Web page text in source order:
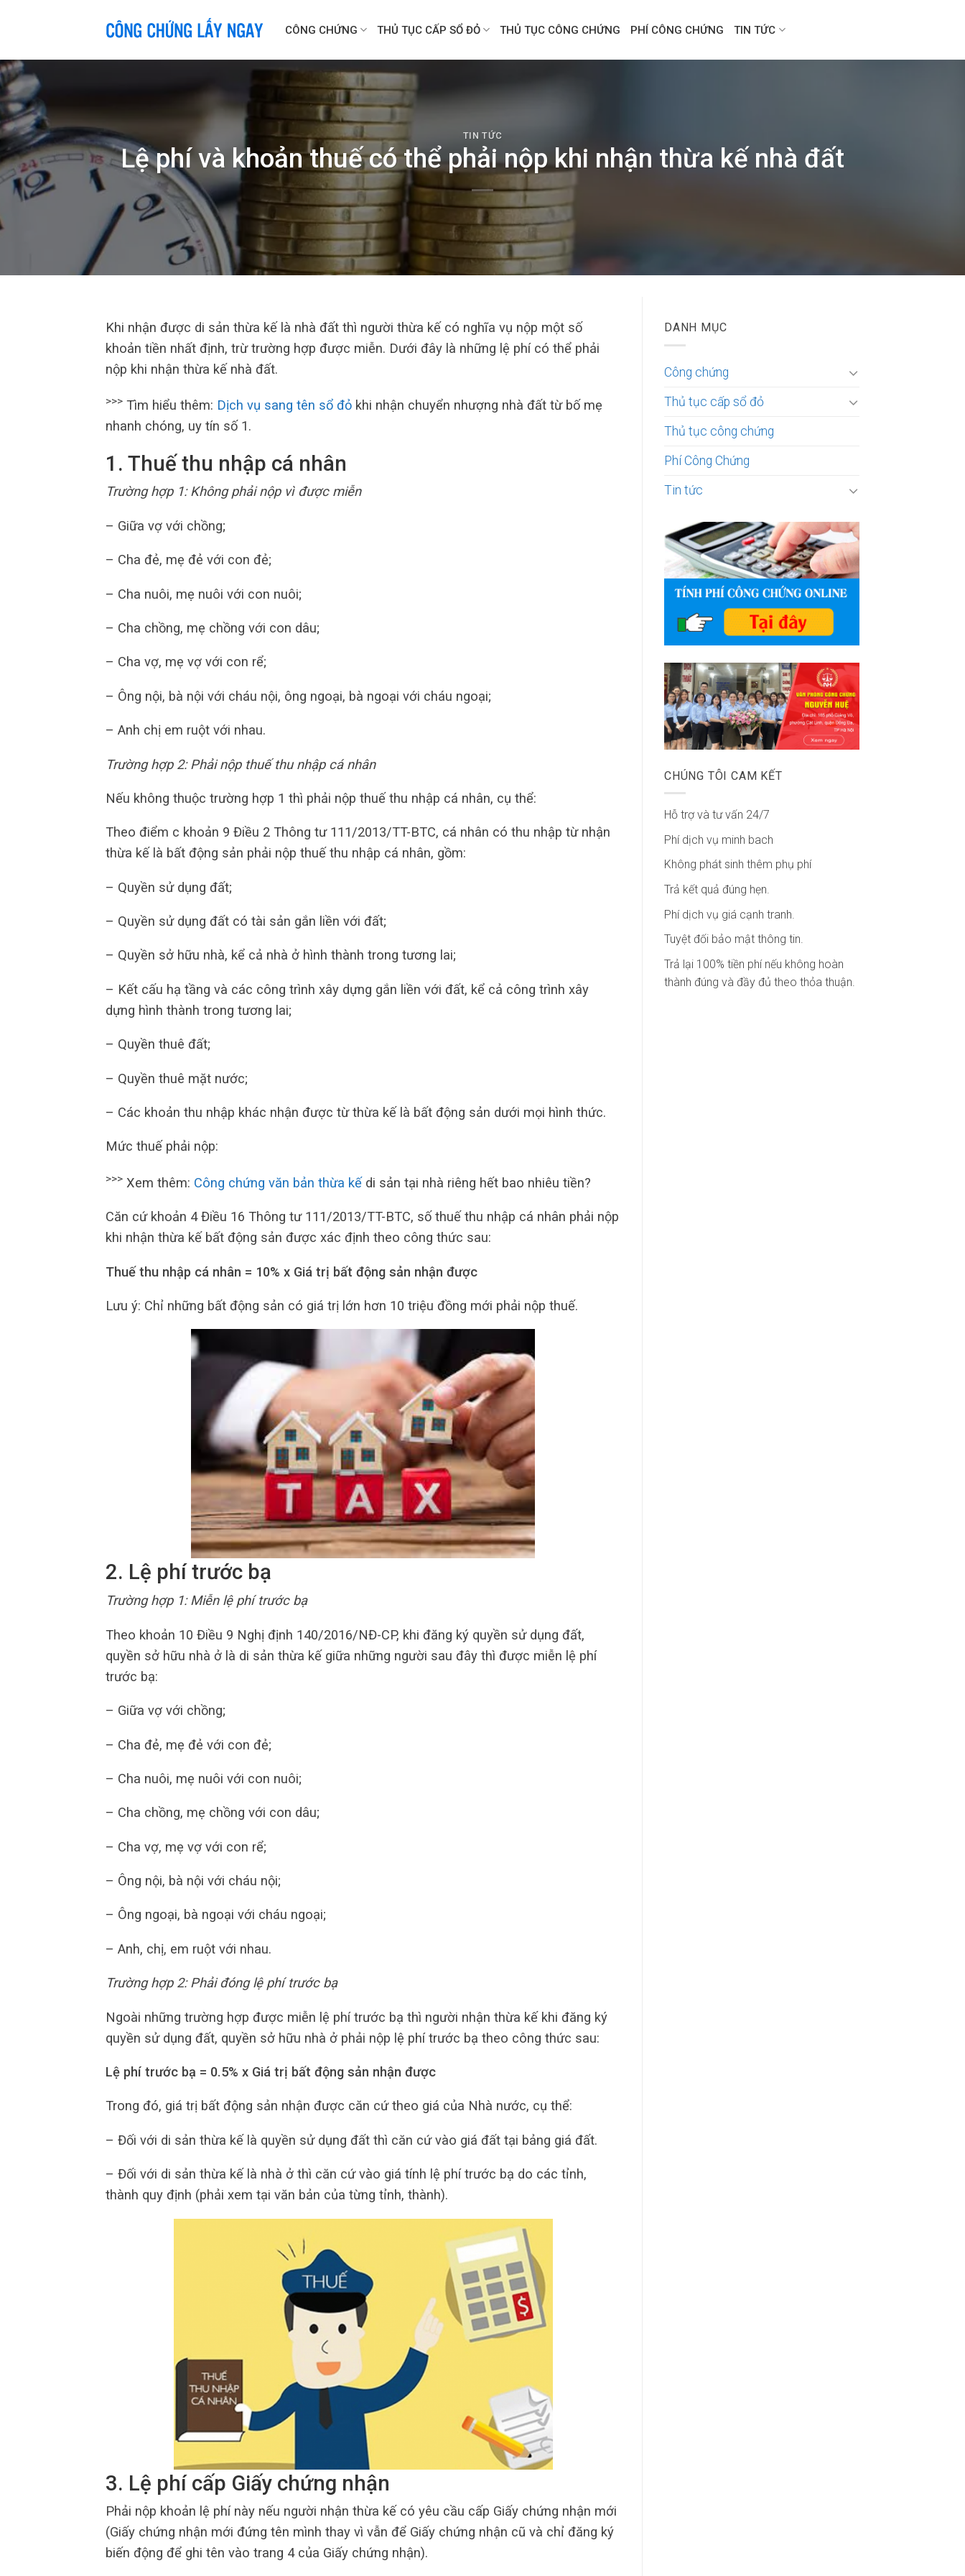
CÔNG CHỨNG THỦ TỤC CẤP SỔ ĐỎ THỦ TỤC CÔNG CHỨNG PHÍ CÔNG CHỨNG TIN TỨC
TIN TỨC
Lệ phí và khoản thuế có thể phải nộp khi nhận thừa kế nhà đất
Khi nhận được di sản thừa kế là nhà đất thì người thừa kế có nghĩa vụ nộp một số
khoản tiền nhất định, trừ trường hợp được miễn. Dưới đây là những lệ phí có thể phải
nộp khi nhận thừa kế nhà đất.
>>> Tìm hiểu thêm: Dịch vụ sang tên sổ đỏ khi nhận chuyển nhượng nhà đất từ bố mẹ
nhanh chóng, uy tín số 1.
1. Thuế thu nhập cá nhân
Trường hợp 1: Không phải nộp vì được miễn
– Giữa vợ với chồng;
– Cha đẻ, mẹ đẻ với con đẻ;
– Cha nuôi, mẹ nuôi với con nuôi;
– Cha chồng, mẹ chồng với con dâu;
– Cha vợ, mẹ vợ với con rể;
– Ông nội, bà nội với cháu nội, ông ngoại, bà ngoại với cháu ngoại;
– Anh chị em ruột với nhau.
Trường hợp 2: Phải nộp thuế thu nhập cá nhân
Nếu không thuộc trường hợp 1 thì phải nộp thuế thu nhập cá nhân, cụ thể:
Theo điểm c khoản 9 Điều 2 Thông tư 111/2013/TT-BTC, cá nhân có thu nhập từ nhận
thừa kế là bất động sản phải nộp thuế thu nhập cá nhân, gồm:
– Quyền sử dụng đất;
– Quyền sử dụng đất có tài sản gắn liền với đất;
– Quyền sở hữu nhà, kể cả nhà ở hình thành trong tương lai;
– Kết cấu hạ tầng và các công trình xây dựng gắn liền với đất, kể cả công trình xây
dựng hình thành trong tương lai;
– Quyền thuê đất;
– Quyền thuê mặt nước;
– Các khoản thu nhập khác nhận được từ thừa kế là bất động sản dưới mọi hình thức.
Mức thuế phải nộp:
>>> Xem thêm: Công chứng văn bản thừa kế di sản tại nhà riêng hết bao nhiêu tiền?
Căn cứ khoản 4 Điều 16 Thông tư 111/2013/TT-BTC, số thuế thu nhập cá nhân phải nộp
khi nhận thừa kế bất động sản được xác định theo công thức sau:
Thuế thu nhập cá nhân = 10% x Giá trị bất động sản nhận được
Lưu ý: Chỉ những bất động sản có giá trị lớn hơn 10 triệu đồng mới phải nộp thuế.
2. Lệ phí trước bạ
Trường hợp 1: Miễn lệ phí trước bạ
Theo khoản 10 Điều 9 Nghị định 140/2016/NĐ-CP, khi đăng ký quyền sử dụng đất,
quyền sở hữu nhà ở là di sản thừa kế giữa những người sau đây thì được miễn lệ phí
trước bạ:
– Giữa vợ với chồng;
– Cha đẻ, mẹ đẻ với con đẻ;
– Cha nuôi, mẹ nuôi với con nuôi;
– Cha chồng, mẹ chồng với con dâu;
– Cha vợ, mẹ vợ với con rể;
– Ông nội, bà nội với cháu nội;
– Ông ngoại, bà ngoại với cháu ngoại;
– Anh, chị, em ruột với nhau.
Trường hợp 2: Phải đóng lệ phí trước bạ
Ngoài những trường hợp được miễn lệ phí trước bạ thì người nhận thừa kế khi đăng ký
quyền sử dụng đất, quyền sở hữu nhà ở phải nộp lệ phí trước bạ theo công thức sau:
Lệ phí trước bạ = 0.5% x Giá trị bất động sản nhận được
Trong đó, giá trị bất động sản nhận được căn cứ theo giá của Nhà nước, cụ thể:
– Đối với di sản thừa kế là quyền sử dụng đất thì căn cứ vào giá đất tại bảng giá đất.
– Đối với di sản thừa kế là nhà ở thì căn cứ vào giá tính lệ phí trước bạ do các tỉnh,
thành quy định (phải xem tại văn bản của từng tỉnh, thành).
3. Lệ phí cấp Giấy chứng nhận
Phải nộp khoản lệ phí này nếu người nhận thừa kế có yêu cầu cấp Giấy chứng nhận mới
(Giấy chứng nhận mới đứng tên mình thay vì vẫn để Giấy chứng nhận cũ và chỉ đăng ký
biến động để ghi tên vào trang 4 của Giấy chứng nhận).
DANH MỤC
Công chứng
Thủ tục cấp sổ đỏ
Thủ tục công chứng
Phí Công Chứng
Tin tức
CHÚNG TÔI CAM KẾT
Hỗ trợ và tư vấn 24/7
Phí dịch vụ minh bach
Không phát sinh thêm phụ phí
Trả kết quả đúng hẹn.
Phí dịch vụ giá cạnh tranh.
Tuyệt đối bảo mật thông tin.
Trả lại 100% tiền phí nếu không hoàn
thành đúng và đầy đủ theo thỏa thuận.